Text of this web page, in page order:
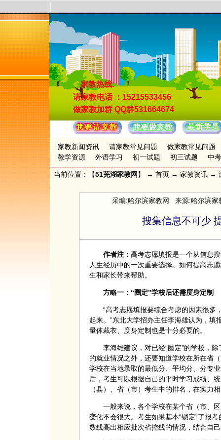
家教热线:
请家教电话 ：15215533456
做家教加群 QQ群531664674
家教新闻资讯 请家教常见问题
做家教常见问题
教学资源
外语学习 初一试题 初三试题 中
当前位置：【51芜湖家教网 】 → 首页 → 家教资讯 →
采编:哈尔滨家教网 来源:哈尔滨家
搜集信息不可少
作者注： 高考志愿填报是一个从信息
人生经历中的一次重要选择。如何提高志
生和家长带来帮助。
方略一：“圈定”学校后还需度身定制
“高考志愿填报要综合考虑的因素很多
起来。”东北大学招办主任李海雄认为，
量体裁衣、度身定制也是十分必要的。
李海雄建议，对已经“圈定”的学校，
的就业情况之外，还要知道学校在所在省
学校在当地录取的最低分、平均分、分专
后，考生可以根据自己的平时学习成绩、
（县）、省（市）考生中的排名，在实力
一般来说，各个学校在某个省（市、
变化不会很大。考生如果基本“锁定”了报
数线高出相应批次省控线的情况，结合自